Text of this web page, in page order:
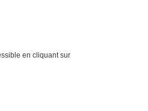
en cliquant sur